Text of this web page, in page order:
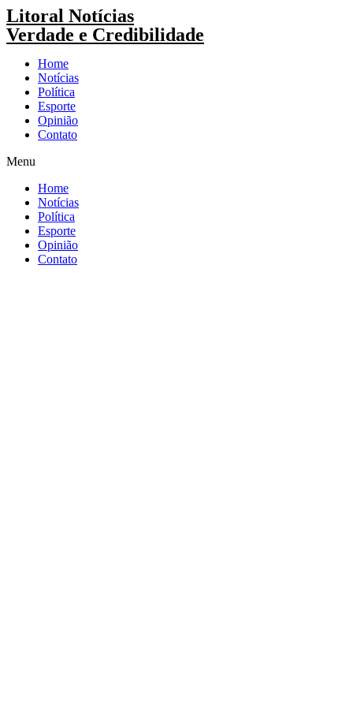
Pular
para
o
Litoral Notícias
Verdade e Credibilidade
Home
Notícias
Política
Esporte
Opinião
Contato
Menu
Home
Notícias
Política
Esporte
Opinião
Contato